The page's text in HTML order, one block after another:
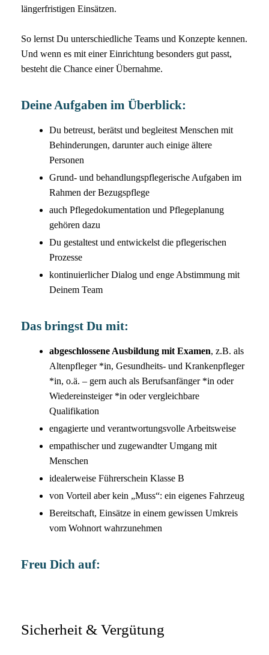
längerfristigen Einsätzen.
So lernst Du unterschiedliche Teams und Konzepte kennen.
Und wenn es mit einer Einrichtung besonders gut passt,
besteht die Chance einer Übernahme.
Deine Aufgaben im Überblick:
Du betreust, berätst und begleitest Menschen mit
Behinderungen, darunter auch einige ältere
Personen
Grund- und behandlungspflegerische Aufgaben im
Rahmen der Bezugspflege
auch Pflegedokumentation und Pflegeplanung
gehören dazu
Du gestaltest und entwickelst die pflegerischen
Prozesse
kontinuierlicher Dialog und enge Abstimmung mit
Deinem Team
Das bringst Du mit:
abgeschlossene Ausbildung mit Examen, z.B. als
Altenpfleger *in, Gesundheits- und Krankenpfleger
*in, o.ä. – gern auch als Berufsanfänger *in oder
Wiedereinsteiger *in oder vergleichbare
Qualifikation
engagierte und verantwortungsvolle Arbeitsweise
empathischer und zugewandter Umgang mit
Menschen
idealerweise Führerschein Klasse B
von Vorteil aber kein „Muss“: ein eigenes Fahrzeug
Bereitschaft, Einsätze in einem gewissen Umkreis
vom Wohnort wahrzunehmen
Freu Dich auf:
Sicherheit & Vergütung